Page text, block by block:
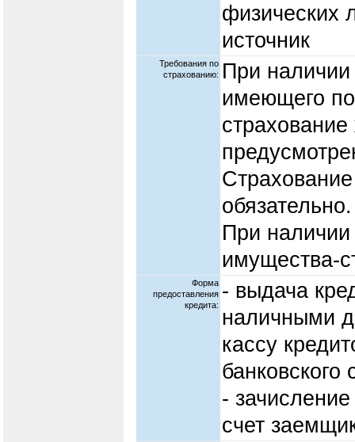
физических
источник
Требования по
страхованию: При наличии
имеющего
обязательно.
При наличии
имущества-
Форма
предоставления
кредита:
- выдача
наличными
кассу
банковского
-
счет